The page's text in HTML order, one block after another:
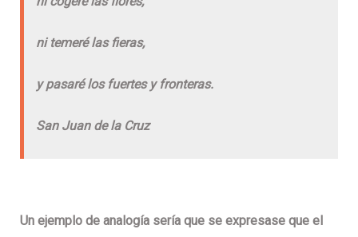
ni temeré las fieras,
y pasaré los fuertes y fronteras.
San Juan de la Cruz
Un ejemplo de analogía sería que se expresase que el